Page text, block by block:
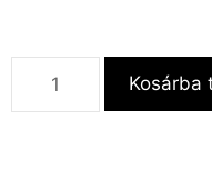
Kosárba